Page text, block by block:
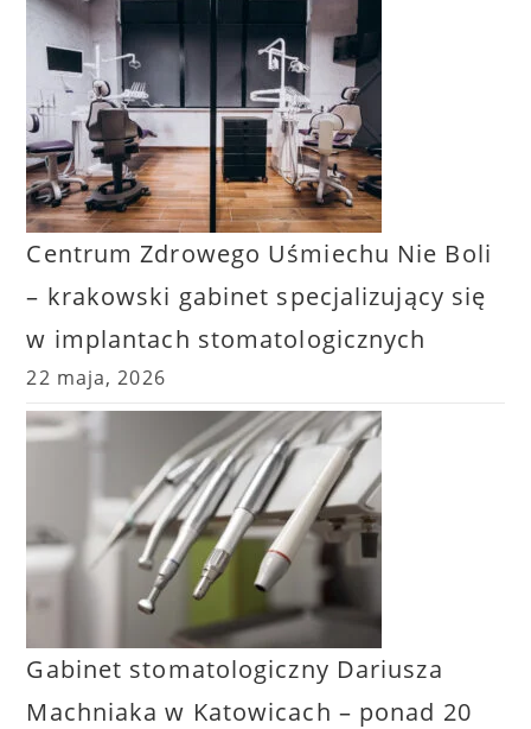
Centrum Zdrowego Uśmiechu Nie Boli
– krakowski gabinet specjalizujący się
w implantach stomatologicznych
22 maja, 2026
Gabinet stomatologiczny Dariusza
Machniaka w Katowicach – ponad 20